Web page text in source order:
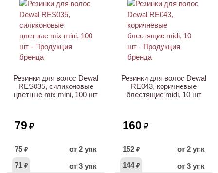
Резинки для волос Dewal
RES035, силиконовые
цветные mix mini, 100 шт
79 ₽
75 ₽
от 2 упк
71 ₽ от 3 упк
Резинки для волос Dewal
RE043, коричневые
блестящие midi, 10 шт
160 ₽
152 ₽
от 2 упк
144 ₽ от 3 упк